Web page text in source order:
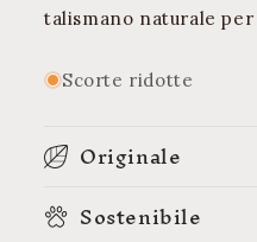
talismano naturale
Scorte ridotte
Originale
Sostenibile